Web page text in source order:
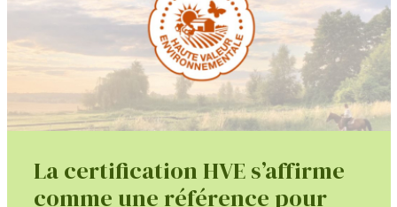
La certification HVE s’affirme
comme une référence pour